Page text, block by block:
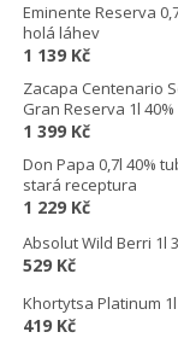
Eminente Reserva
holá láhev
1 139 Kč
Zacapa Centenario
Gran Reserva 1l 40%
1 399 Kč
Don Papa 0,7l 40%
stará receptura
1 229 Kč
Absolut Wild Berri 1l
529 Kč
Khortytsa Platinum 1l
419 Kč